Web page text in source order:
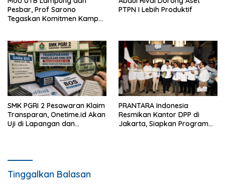
Pesbar, Prof Sarono
Tegaskan Komitmen Kampus
PTPN I Lebih Produktif
SMK PGRI 2 Pesawaran Klaim
Transparan, Onetime.id Akan
Uji di Lapangan dan
PRANTARA Indonesia
Resmikan Kantor DPP di
Jakarta, Siapkan Program
Tinggalkan Balasan